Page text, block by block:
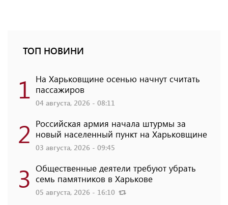
ТОП НОВИНИ
1 На Харьковщине осенью начнут считать
пассажиров
04 августа, 2026 - 08:11
2 Российская армия начала штурмы за
новый населенный пункт на Харьковщине
03 августа, 2026 - 09:45
3 Общественные деятели требуют убрать
семь памятников в Харькове
05 августа, 2026 - 16:10